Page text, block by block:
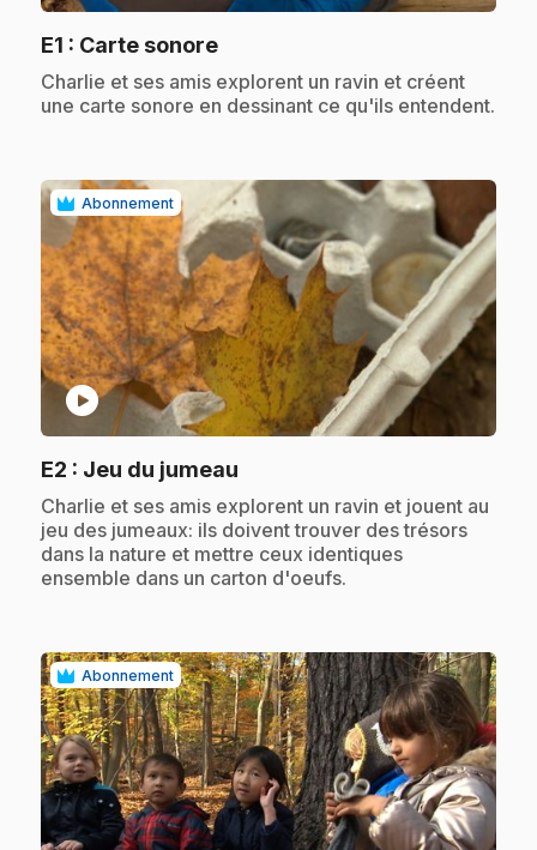
E1 : Carte sonore.
.Charlie et ses amis explorent un ravin et créent
une carte sonore en dessinant ce qu'ils entendent.
Abonnement
play_circle
E2 : Jeu du jumeau
.Charlie et ses amis explorent un ravin et jouent au
jeu des jumeaux: ils doivent trouver des trésors
dans la nature et mettre ceux identiques
ensemble dans un carton d'oeufs.
Abonnement